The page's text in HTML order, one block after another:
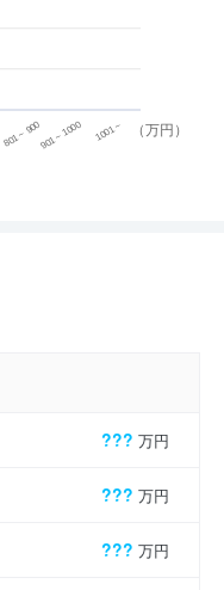
（万円）
801 ~ 900901 ~ 1000 1001 ~
??? 万円
??? 万円
??? 万円